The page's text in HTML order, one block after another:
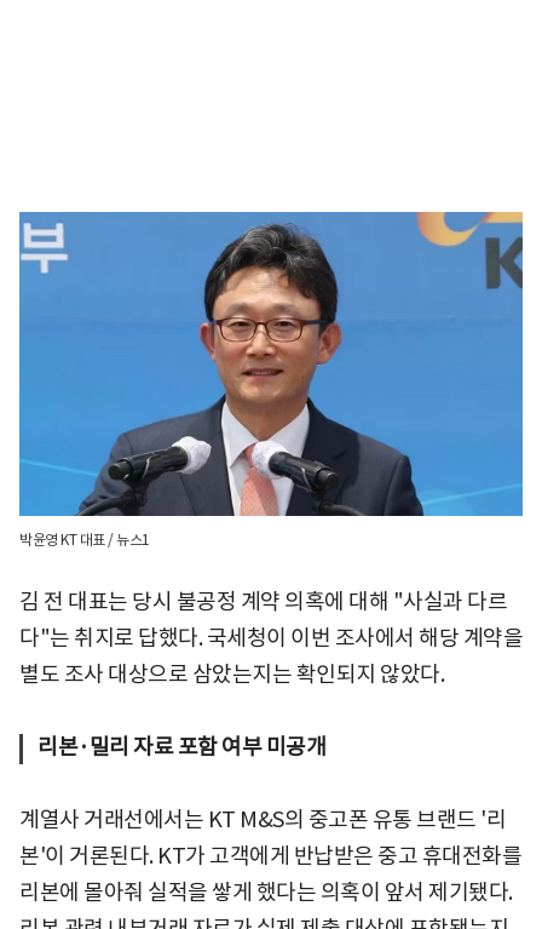
박윤영 KT 대표 / 뉴스1
김 전 대표는 당시 불공정 계약 의혹에 대해 "사실과 다르
다"는 취지로 답했다. 국세청이 이번 조사에서 해당 계약을
별도 조사 대상으로 삼았는지는 확인되지 않았다.
리본·밀리 자료 포함 여부 미공개
계열사 거래선에서는 KT M&S의 중고폰 유통 브랜드 '리
본'이 거론된다. KT가 고객에게 반납받은 중고 휴대전화를
리본에 몰아줘 실적을 쌓게 했다는 의혹이 앞서 제기됐다.